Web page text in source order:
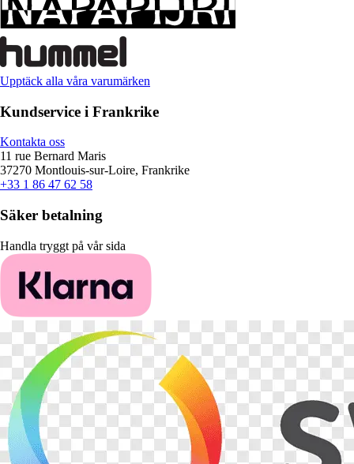
Upptäck alla våra varumärken
Kundservice i Frankrike
Kontakta oss
11 rue Bernard Maris
37270 Montlouis-sur-Loire, Frankrike
+33 1 86 47 62 58
Säker betalning
Handla tryggt på vår sida